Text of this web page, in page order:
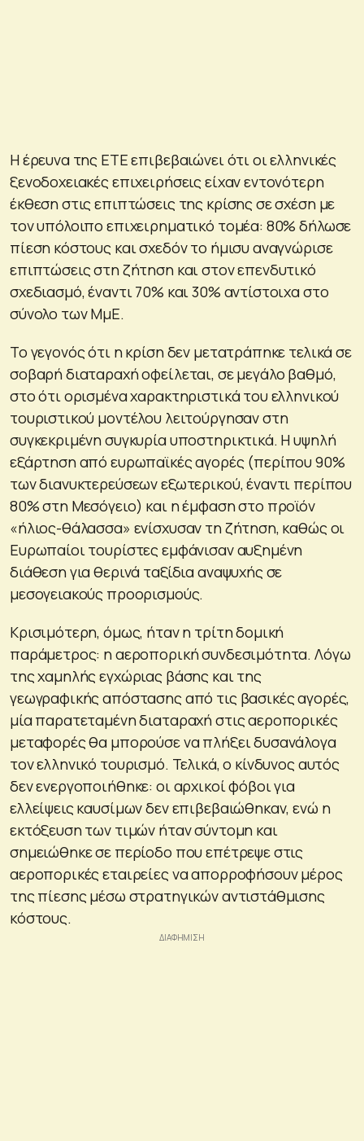
Η έρευνα της ΕΤΕ επιβεβαιώνει ότι οι ελληνικές
ξενοδοχειακές επιχειρήσεις είχαν εντονότερη
έκθεση στις επιπτώσεις της κρίσης σε σχέση με
τον υπόλοιπο επιχειρηματικό τομέα: 80% δήλωσε
πίεση κόστους και σχεδόν το ήμισυ αναγνώρισε
επιπτώσεις στη ζήτηση και στον επενδυτικό
σχεδιασμό, έναντι 70% και 30% αντίστοιχα στο
σύνολο των ΜμΕ.
Το γεγονός ότι η κρίση δεν μετατράπηκε τελικά σε
σοβαρή διαταραχή οφείλεται, σε μεγάλο βαθμό,
στο ότι ορισμένα χαρακτηριστικά του ελληνικού
τουριστικού μοντέλου λειτούργησαν στη
συγκεκριμένη συγκυρία υποστηρικτικά. Η υψηλή
εξάρτηση από ευρωπαϊκές αγορές (περίπου 90%
των διανυκτερεύσεων εξωτερικού, έναντι περίπου
80% στη Μεσόγειο) και η έμφαση στο προϊόν
«ήλιος-θάλασσα» ενίσχυσαν τη ζήτηση, καθώς οι
Ευρωπαίοι τουρίστες εμφάνισαν αυξημένη
διάθεση για θερινά ταξίδια αναψυχής σε
μεσογειακούς προορισμούς.
Κρισιμότερη, όμως, ήταν η τρίτη δομική
παράμετρος: η αεροπορική συνδεσιμότητα. Λόγω
της χαμηλής εγχώριας βάσης και της
γεωγραφικής απόστασης από τις βασικές αγορές,
μία παρατεταμένη διαταραχή στις αεροπορικές
μεταφορές θα μπορούσε να πλήξει δυσανάλογα
τον ελληνικό τουρισμό. Τελικά, ο κίνδυνος αυτός
δεν ενεργοποιήθηκε: οι αρχικοί φόβοι για
ελλείψεις καυσίμων δεν επιβεβαιώθηκαν, ενώ η
εκτόξευση των τιμών ήταν σύντομη και
σημειώθηκε σε περίοδο που επέτρεψε στις
αεροπορικές εταιρείες να απορροφήσουν μέρος
της πίεσης μέσω στρατηγικών αντιστάθμισης
κόστους.